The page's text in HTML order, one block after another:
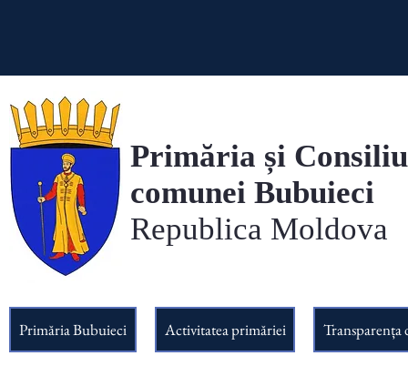
Primăria și
comunei Bubuieci
Republica Moldova
Primăria Bubuieci Activitatea primăriei Transparența